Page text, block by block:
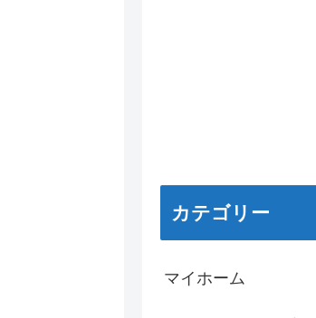
カテゴリー
マイホーム